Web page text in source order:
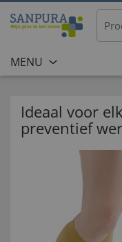
MENU
Ideaal voor
preventief